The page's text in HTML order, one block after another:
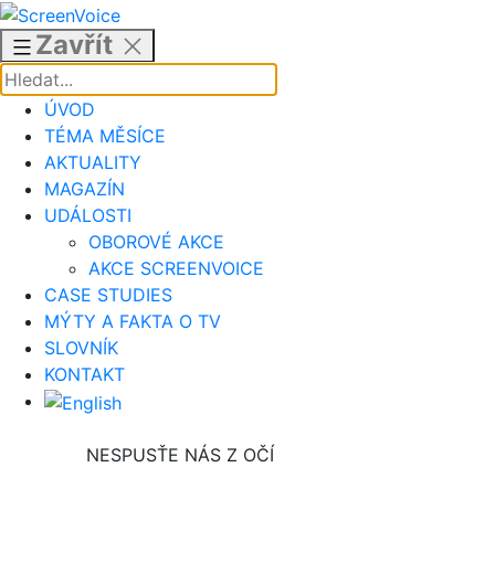
Přejít
obsahu
Zavřít
ÚVOD
TÉMA MĚSÍCE
AKTUALITY
MAGAZÍN
UDÁLOSTI
OBOROVÉ AKCE
AKCE SCREENVOICE
CASE STUDIES
MÝTY A FAKTA O TV
SLOVNÍK
KONTAKT
NESPUSŤE NÁS Z OČÍ